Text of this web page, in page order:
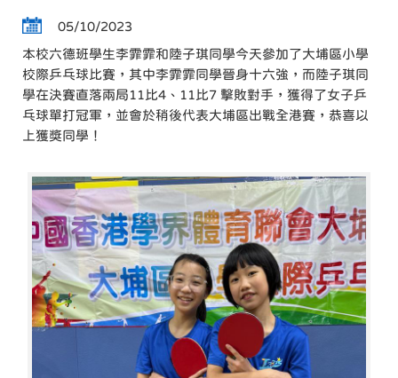
05/10/2023
本校六德班學生李霏霏和陸子琪同學今天參加了大埔區小學
校際乒乓球比賽，其中李霏霏同學晉身十六強，而陸子琪同
學在決賽直落兩局11比4、11比7 擊敗對手，獲得了女子乒
乓球單打冠軍，並會於稍後代表大埔區出戰全港賽，恭喜以
上獲獎同學！